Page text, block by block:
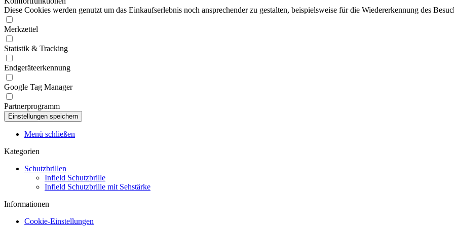
Diese Cookies werden genutzt um das Einkaufserlebnis noch ansprechender zu gestalten, beispielsweise für die Wiedererkennung des
Merkzettel
Statistik & Tracking
Endgeräteerkennung
Google Tag Manager
Partnerprogramm
Menü schließen
Kategorien
Schutzbrillen
Infield Schutzbrille
Infield Schutzbrille mit Sehstärke
Informationen
Cookie-Einstellungen